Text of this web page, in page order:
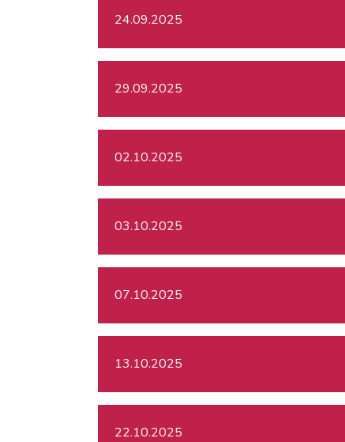
24.09.2025
29.09.2025
02.10.2025
03.10.2025
07.10.2025
13.10.2025
22.10.2025